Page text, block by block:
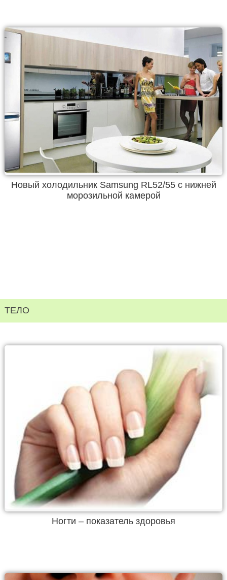
Новый холодильник Samsung RL52/55 с нижней
морозильной камерой
ТЕЛО
Ногти – показатель здоровья